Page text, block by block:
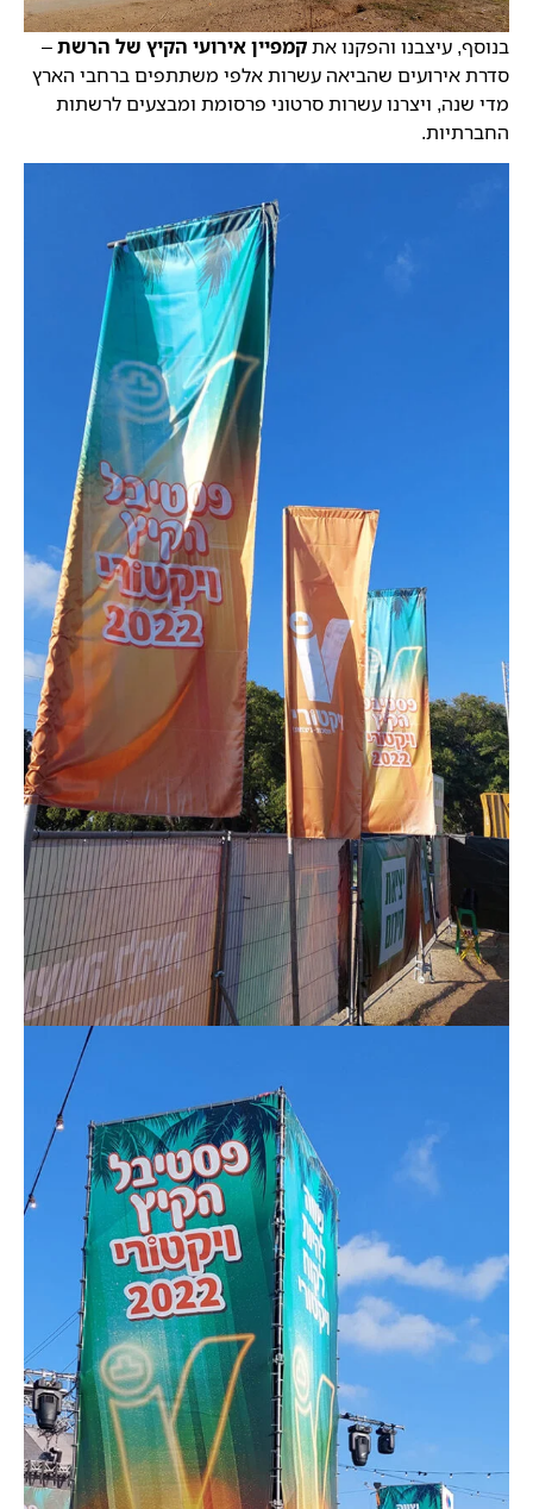
בנוסף, עיצבנו והפקנו אתקמפיין אירועי הקיץ של הרשת–
סדרת אירועים שהביאה עשרות אלפי משתתפים ברחבי הארץ
מדי שנה, ויצרנו עשרות סרטוני פרסומת ומבצעים לרשתות
החברתיות.